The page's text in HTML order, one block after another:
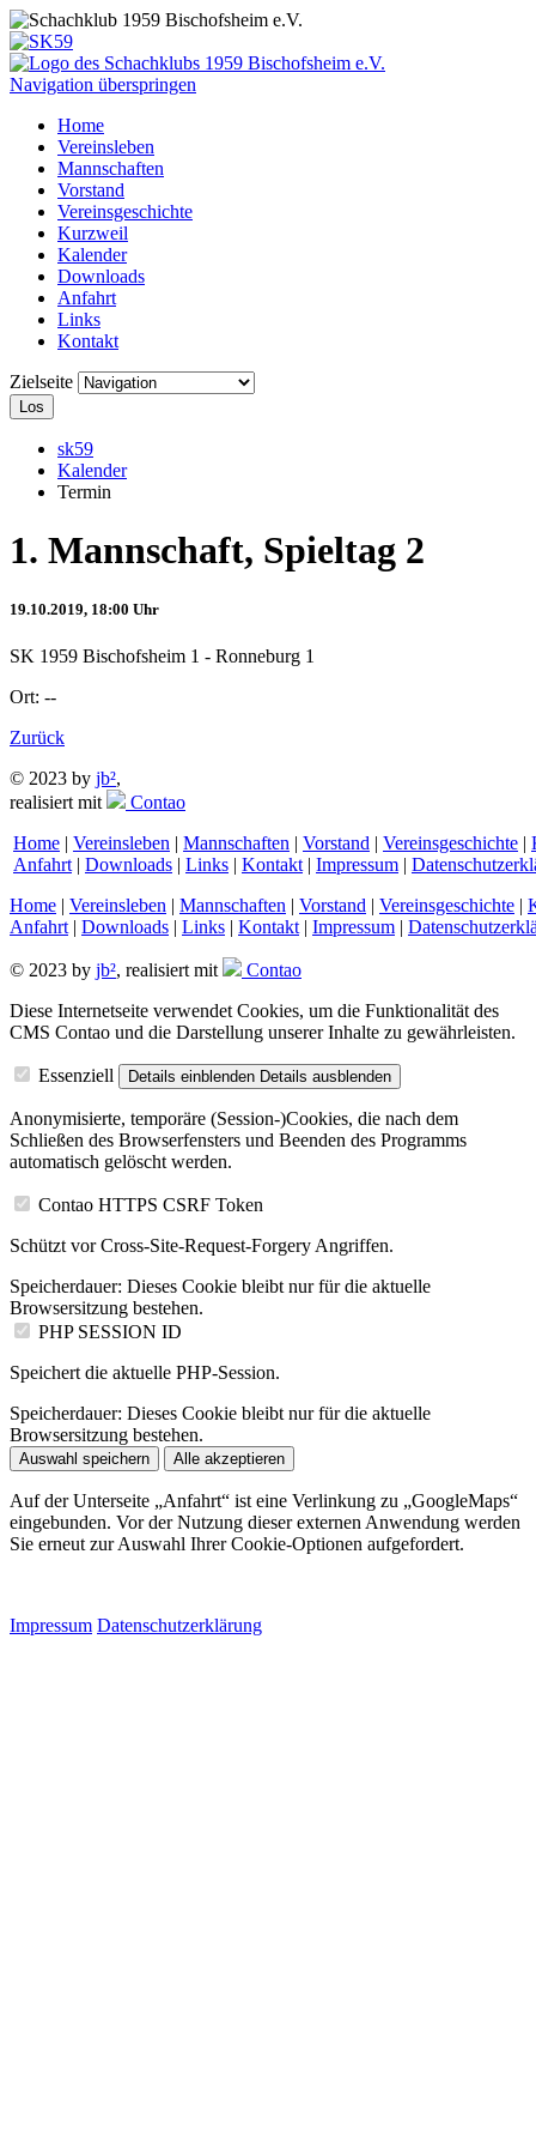
Navigation überspringen
Home
Vereinsleben
Mannschaften
Vorstand
Vereinsgeschichte
Kurzweil
Kalender
Downloads
Anfahrt
Links
Kontakt
Zielseite
Los
sk59
Kalender
Termin
1. Mannschaft, Spieltag 2
19.10.2019, 18:00 Uhr
SK 1959 Bischofsheim 1 - Ronneburg 1
Ort: --
Zurück
© 2023 by jb²,
realisiert mit
Contao
Home | Vereinsleben | Mannschaften | Vorstand | Vereinsgeschichte |
Anfahrt | Downloads | Links | Kontakt | Impressum |
Home | Vereinsleben | Mannschaften | Vorstand | Vereinsgeschichte |
Anfahrt | Downloads | Links | Kontakt | Impressum |
© 2023 by jb², realisiert mit
Contao
Diese Internetseite verwendet Cookies, um die Funktionalität des
CMS Contao und die Darstellung unserer Inhalte zu gewährleisten.
Essenziell Details einblenden Details ausblenden
Anonymisierte, temporäre (Session-)Cookies, die nach dem
Schließen des Browserfensters und Beenden des Programms
automatisch gelöscht werden.
Contao HTTPS CSRF Token
Schützt vor Cross-Site-Request-Forgery Angriffen.
Speicherdauer: Dieses Cookie bleibt nur für die aktuelle
Browsersitzung bestehen.
PHP SESSION ID
Speichert die aktuelle PHP-Session.
Speicherdauer: Dieses Cookie bleibt nur für die aktuelle
Browsersitzung bestehen.
Auswahl speichern Alle akzeptieren
Auf der Unterseite „Anfahrt“ ist eine Verlinkung zu „GoogleMaps“
eingebunden. Vor der Nutzung dieser externen Anwendung werden
Sie erneut zur Auswahl Ihrer Cookie-Optionen aufgefordert.
Impressum Datenschutzerklärung